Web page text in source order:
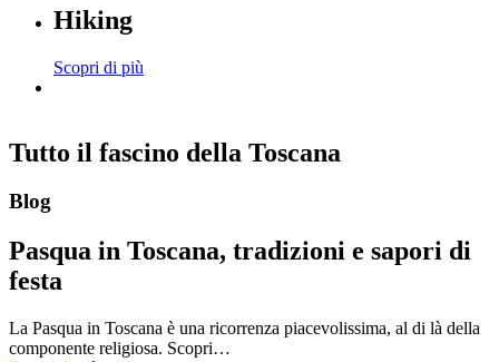
Hiking
Scopri di più
Tutto il fascino della Toscana
Blog
Pasqua in Toscana, tradizioni e sapori di
festa
La Pasqua in Toscana è una ricorrenza piacevolissima, al di là della
componente religiosa. Scopri…